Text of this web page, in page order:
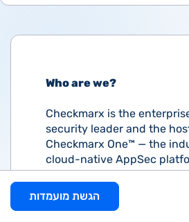
Who are we?
Checkmarx is the
security leader and the
Checkmarx One™ — the
cloud-native AppSec
enterprises build
Powered by the
הגשת מועמדות